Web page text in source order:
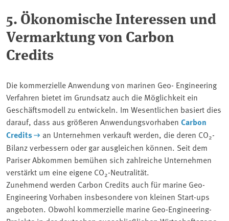
5. Ökonomische Interessen und
Vermarktung von Carbon
Credits
Die kommerzielle Anwendung von marinen Geo- Engineering
Verfahren bietet im Grundsatz auch die Möglichkeit ein
Geschäftsmodell zu entwickeln. Im Wesentlichen basiert dies
darauf, dass aus größeren Anwendungsvorhaben Carbon
Credits
an Unternehmen verkauft werden, die deren CO2-
Bilanz verbessern oder gar ausgleichen können. Seit dem
Pariser Abkommen bemühen sich zahlreiche Unternehmen
verstärkt um eine eigene CO2-Neutralität.
Zunehmend werden Carbon Credits auch für marine Geo-
Engineering Vorhaben insbesondere von kleinen Start-ups
angeboten. Obwohl kommerzielle marine Geo-Engineering-